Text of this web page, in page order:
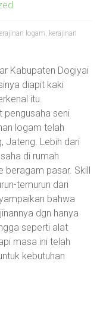
logam, kerajinan
Kabupaten Dogiyai
diapit kaki
itu.
pengusaha seni
logam telah
Jateng. Lebih dari
di rumah
beragam pasar. Skill
temurun dari
bahwa
dgn hanya
seperti alat
masa ini telah
kebutuhan